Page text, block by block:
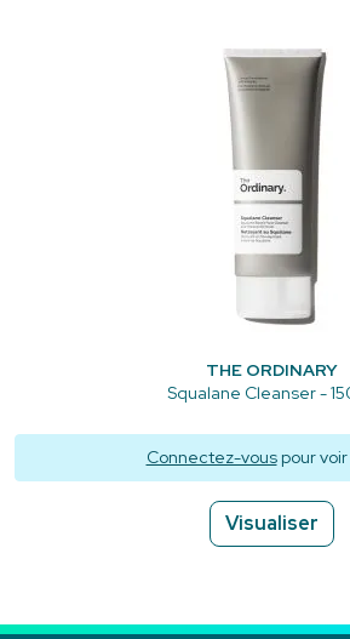
THE ORDINARY
Squalane Cleanser -
Connectez-vouspour voir
Visualiser